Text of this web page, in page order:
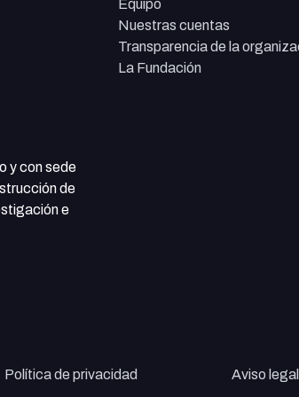
Equipo
Nuestras cuentas
Transparencia de la
La Fundación
y con sede
de
e
Política de privacidad Aviso legal